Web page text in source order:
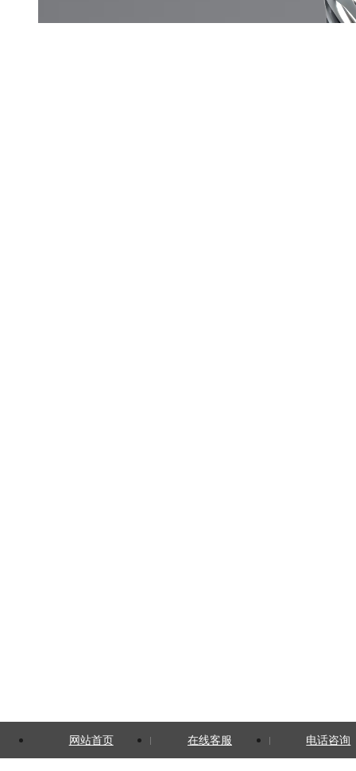
网站首页 在线客服 电话咨询